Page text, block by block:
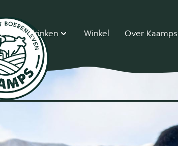
Eten & drinken Winkel Over Kaamps